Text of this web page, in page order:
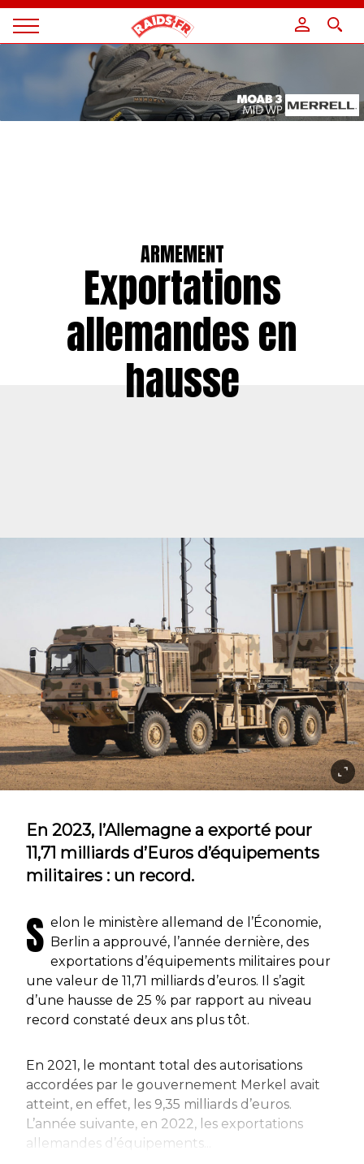
Magazine
ARMEMENT
Exportations
allemandes en
hausse
En 2023, l’Allemagne a exporté pour
11,71 milliards d’Euros d’équipements
militaires : un record.
S elon le ministère allemand de l’Économie,
Berlin a approuvé, l’année dernière, des
exportations d’équipements militaires pour
une valeur de 11,71 milliards d’euros. Il s’agit
d’une hausse de 25 % par rapport au niveau
record constaté deux ans plus tôt.
En 2021, le montant total des autorisations
accordées par le gouvernement Merkel avait
atteint, en effet, les 9,35 milliards d’euros.
L’année suivante, en 2022, les exportations
allemandes d’équipements...
Panneau de gestion des cookies